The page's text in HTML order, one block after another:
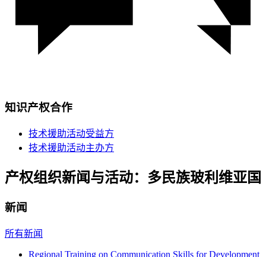
知识产权合作
技术援助活动受益方
技术援助活动主办方
产权组织新闻与活动：多民族玻利维亚国
新闻
所有新闻
Regional Training on Communication Skills for Development